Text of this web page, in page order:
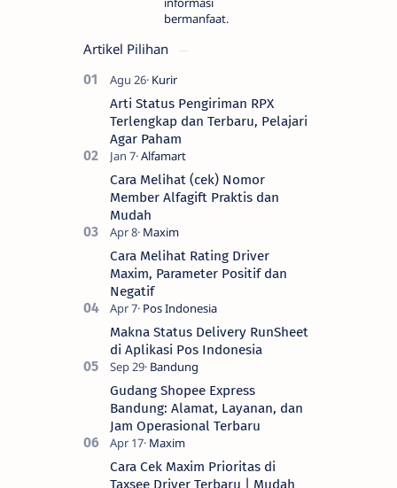
bermanfaat.
Artikel Pilihan
Arti Status Pengiriman RPX
Terlengkap dan Terbaru, Pelajari
Agar Paham
Cara Melihat (cek) Nomor
Member Alfagift Praktis dan
Mudah
Cara Melihat Rating Driver
Maxim, Parameter Positif dan
Negatif
Makna Status Delivery RunSheet
di Aplikasi Pos Indonesia
Gudang Shopee Express
Bandung: Alamat, Layanan, dan
Jam Operasional Terbaru
Cara Cek Maxim Prioritas di
Taxsee Driver Terbaru | Mudah